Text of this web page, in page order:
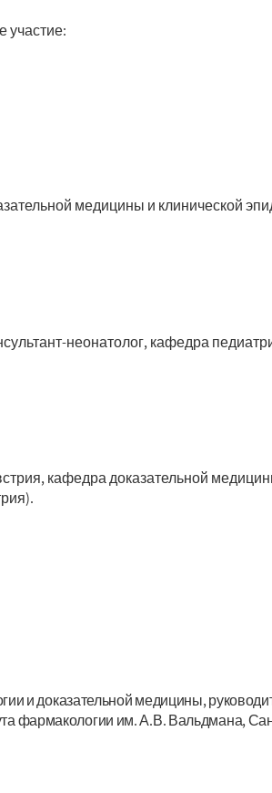
участие:
медицины и клинической
неонатолог, кафедра
кафедра доказательной
и доказательной медицины,
фармакологии им. А.В. Вальдмана,